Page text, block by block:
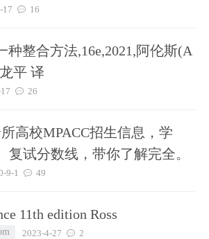
17 16
种整合方法,16e,2021,阿伦斯(A
平 译
26
高校MPACC招生信息，学
复试分数线，带你了解完全。
9-1 49
11th edition Ross
2023-4-27 2